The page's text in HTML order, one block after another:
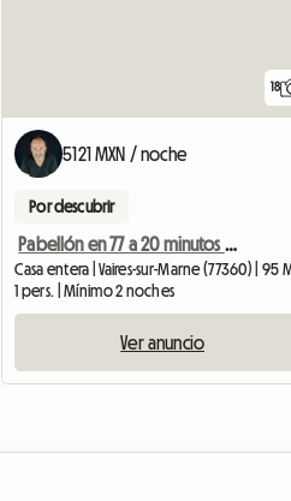
18
5121 MXN / noche
Por descubrir
Pabellón en 77 a 20 minutos de París y Eurodisney
Casa entera | Vaires-sur-Marne (77360) | 95
1 pers. | Mínimo 2 noches
Ver anuncio